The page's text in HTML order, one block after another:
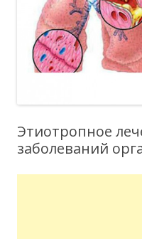
Этиотропное
заболеваний